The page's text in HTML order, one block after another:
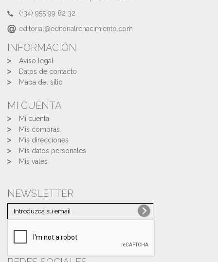
(+34) 955 99 82 32
editorial@editorialrenacimiento.com
INFORMACIÓN
Aviso legal
Datos de contacto
Mapa del sitio
MI CUENTA
Mi cuenta
Mis compras
Mis direcciones
Mis datos personales
Mis vales
NEWSLETTER